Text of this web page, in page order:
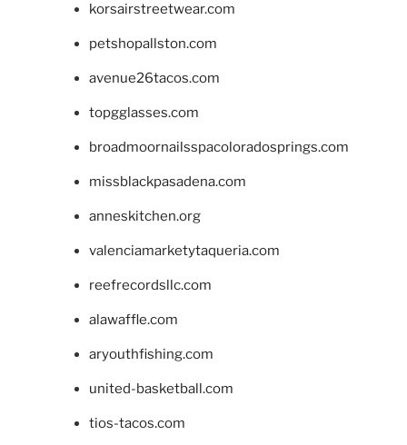
korsairstreetwear.com
petshopallston.com
avenue26tacos.com
topgglasses.com
broadmoornailsspacoloradosprings.com
missblackpasadena.com
anneskitchen.org
valenciamarketytaqueria.com
reefrecordsllc.com
alawaffle.com
aryouthfishing.com
united-basketball.com
tios-tacos.com